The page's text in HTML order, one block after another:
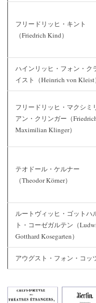
フリードリッヒ・キント
（Friedrich Kind）
ハインリッヒ・フォン・ク
イスト（Heinrich von Kleist
フリードリッヒ・マクシミ
アン・クリンガー（
Maximilian Klinger）
テオドール・ケルナー
（Theodor Körner）
ルートヴィッヒ・ゴットハ
ト・コーゼガルテン（
Gotthard Kosegarten）
アウグスト・フォン・コッ